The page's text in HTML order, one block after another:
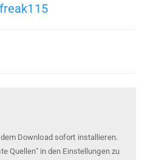
Download sofort installieren.
Quellen" in den Einstellungen zu